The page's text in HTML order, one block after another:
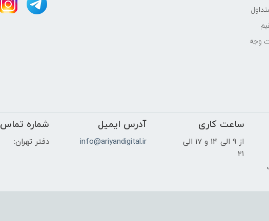
وجه
ساعت کاری
از 9 الی 14 و 17 الی
21
آدرس ایمیل
info@ariyandigital.ir
شماره تماس
دفتر تهران: